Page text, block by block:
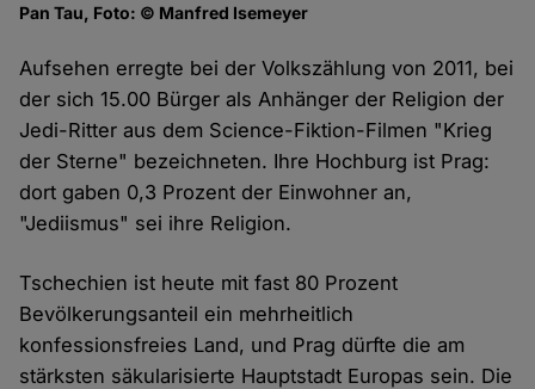
Pan Tau, Foto: © Manfred Isemeyer
Aufsehen erregte bei der Volkszählung von 2011, bei
der sich 15.00 Bürger als Anhänger der Religion der
Jedi-Ritter aus dem Science-Fiktion-Filmen "Krieg
der Sterne" bezeichneten. Ihre Hochburg ist Prag:
dort gaben 0,3 Prozent der Einwohner an,
"Jediismus" sei ihre Religion.
Tschechien ist heute mit fast 80 Prozent
Bevölkerungsanteil ein mehrheitlich
konfessionsfreies Land, und Prag dürfte die am
stärksten säkularisierte Hauptstadt Europas sein. Die